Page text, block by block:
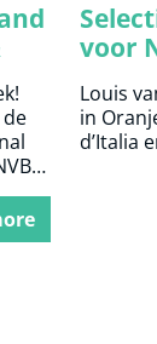
voor
Louis
in
d’Italia